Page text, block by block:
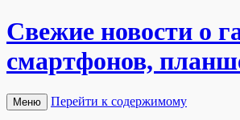
Свежие новости о
смартфонов,
Меню Перейти к содержимому